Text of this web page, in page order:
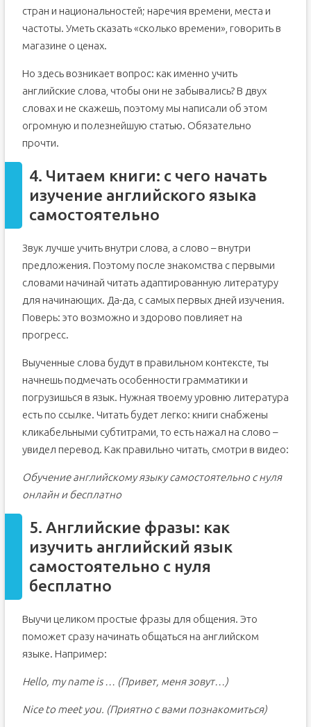
стран и национальностей; наречия времени, места и
частоты. Уметь сказать «сколько времени», говорить в
магазине о ценах.
Но здесь возникает вопрос: как именно учить
английские слова, чтобы они не забывались? В двух
словах и не скажешь, поэтому мы написали об этом
огромную и полезнейшую статью. Обязательно
прочти.
4. Читаем книги: с чего начать
изучение английского языка
самостоятельно
Звук лучше учить внутри слова, а слово – внутри
предложения. Поэтому после знакомства с первыми
словами начинай читать адаптированную литературу
для начинающих. Да-да, с самых первых дней изучения.
Поверь: это возможно и здорово повлияет на
прогресс.
Выученные слова будут в правильном контексте, ты
начнешь подмечать особенности грамматики и
погрузишься в язык. Нужная твоему уровню литература
есть по ссылке. Читать будет легко: книги снабжены
кликабельными субтитрами, то есть нажал на слово –
увидел перевод. Как правильно читать, смотри в видео:
Обучение английскому языку самостоятельно с нуля
онлайн и бесплатно
5. Английские фразы: как
изучить английский язык
самостоятельно с нуля
бесплатно
Выучи целиком простые фразы для общения. Это
поможет сразу начинать общаться на английском
языке. Например:
Hello, my name is … (Привет, меня зовут…)
Nice to meet you. (Приятно с вами познакомиться)